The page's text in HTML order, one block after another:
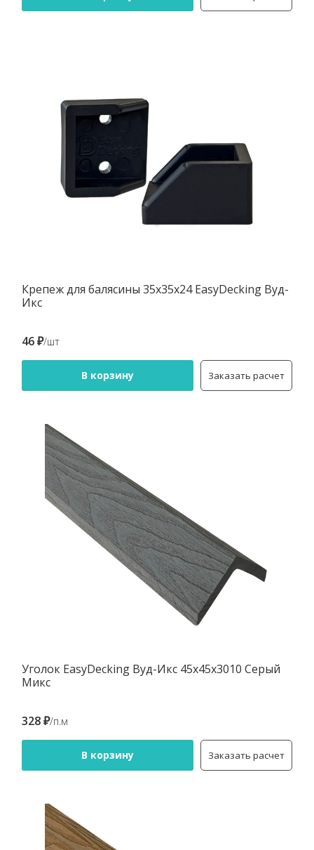
Крепеж для балясины 35х35х24 EasyDecking Вуд-
Икс
46 ₽/шт
В корзину Заказать расчет
Уголок EasyDecking Вуд-Икс 45х45х3010 Серый
Микс
328 ₽/п.м
В корзину Заказать расчет